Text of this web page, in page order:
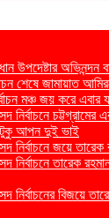
উপদেষ্টার অভিনন্দন
শেষে জামায়াত
মঞ্চ জয় করে এবার
নির্বাচনে
টুকু আপন দুই ভাই
নির্বাচনে জয়ে
নির্বাচনে তারেক
বিজয়ে